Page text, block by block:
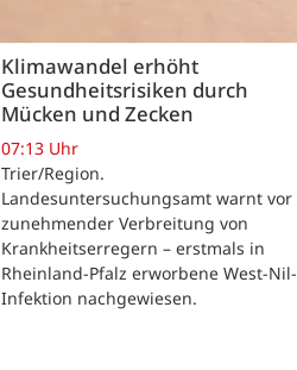
Klimawandel erhöht
Gesundheitsrisiken durch
Mücken und Zecken
07:13 Uhr
Trier/Region.
Landesuntersuchungsamt warnt vor
zunehmender Verbreitung von
Krankheitserregern – erstmals in
Rheinland-Pfalz erworbene West-Nil-
Infektion nachgewiesen.